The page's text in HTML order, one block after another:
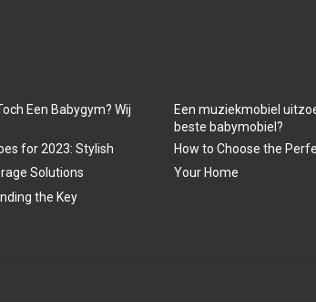
Een Babygym? Wij
for 2023: Stylish
Solutions
the Key
Een muziekmobiel
beste babymobiel?
How to Choose the
Your Home